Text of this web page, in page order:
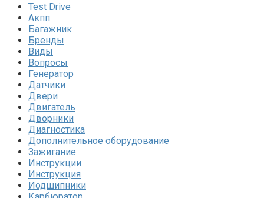
Test Drive
Акпп
Багажник
Бренды
Виды
Вопросы
Генератор
Датчики
Двери
Двигатель
Дворники
Диагностика
Дополнительное оборудование
Зажигание
Инструкции
Инструкция
Иодшипники